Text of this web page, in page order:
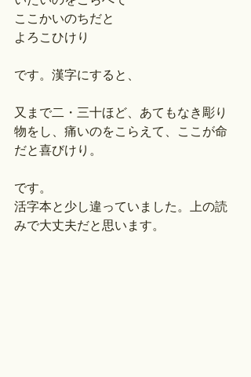
ここかいのちだと
よろこひけり
です。漢字にすると、
又まで二・三十ほど、あてもなき彫り
物をし、痛いのをこらえて、ここが命
だと喜びけり。
です。
活字本と少し違っていました。上の読
みで大丈夫だと思います。